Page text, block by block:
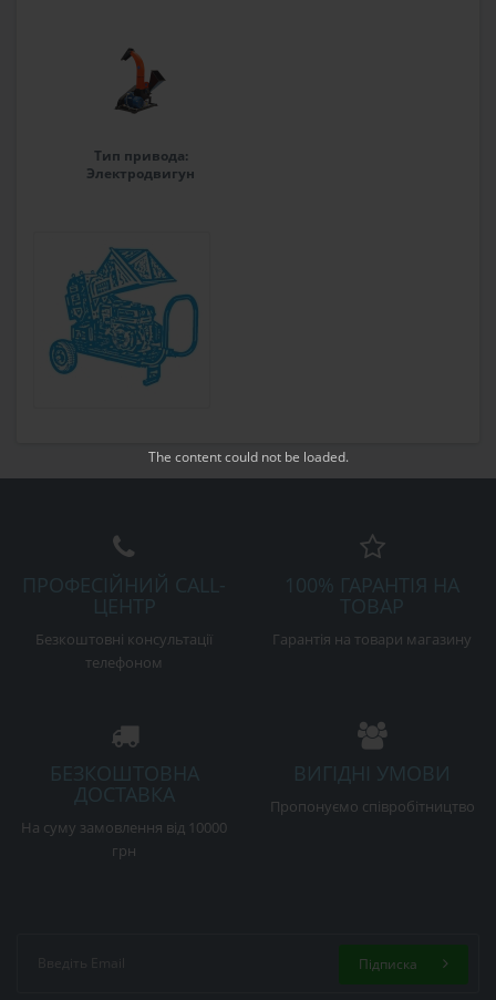
The contentcould not be loaded.
Тип привода:
Электродвигун
ПРОФЕСІЙНИЙ CALL-
ЦЕНТР
Безкоштовні консультації
телефоном
100% ГАРАНТІЯ НА
ТОВАР
Гарантія на товари магазину
БЕЗКОШТОВНА
ДОСТАВКА
На суму замовлення від 10000
грн
ВИГІДНІ УМОВИ
Пропонуємо співробітництво
Підписка